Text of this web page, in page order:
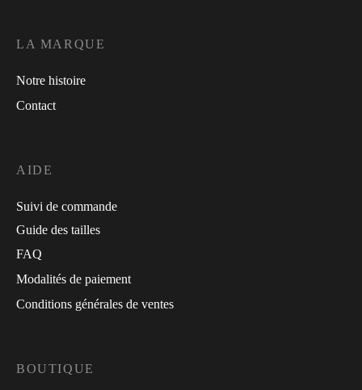
LA MARQUE
Notre histoire
Contact
AIDE
Suivi de commande
Guide des tailles
FAQ
Modalités de paiement
Conditions générales de ventes
BOUTIQUE